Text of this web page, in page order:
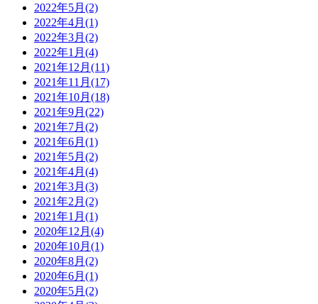
2022年5月(2)
2022年4月(1)
2022年3月(2)
2022年1月(4)
2021年12月(11)
2021年11月(17)
2021年10月(18)
2021年9月(22)
2021年7月(2)
2021年6月(1)
2021年5月(2)
2021年4月(4)
2021年3月(3)
2021年2月(2)
2021年1月(1)
2020年12月(4)
2020年10月(1)
2020年8月(2)
2020年6月(1)
2020年5月(2)